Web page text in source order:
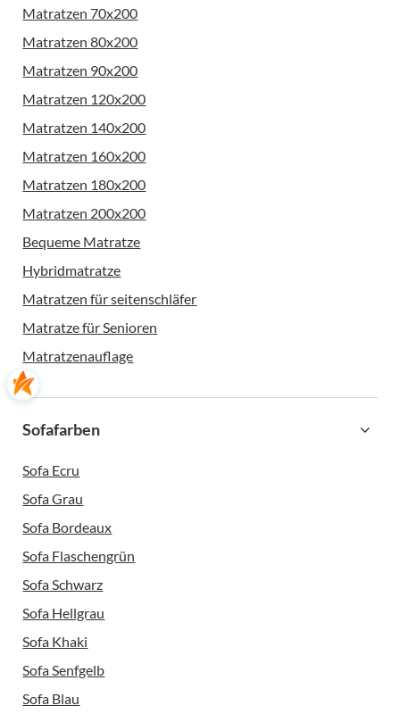
Matratzen 70x200
Matratzen 80x200
Matratzen 90x200
Matratzen 120x200
Matratzen 140x200
Matratzen 160x200
Matratzen 180x200
Matratzen 200x200
Bequeme Matratze
Hybridmatratze
Matratzen für seitenschläfer
Matratze für Senioren
Matratzenauflage
Sofafarben
Sofa Ecru
Sofa Grau
Sofa Bordeaux
Sofa Flaschengrün
Sofa Schwarz
Sofa Hellgrau
Sofa Khaki
Sofa Senfgelb
Sofa Blau